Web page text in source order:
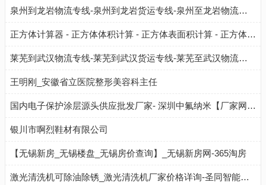
泉州到龙岩物流专线-泉州到龙岩货运专线-泉州至龙岩物流公司-就发物流网
正方体计算器 - 正方体体积计算 - 正方体表面积计算 - 正方体总棱长计算
莱芜到武汉物流专线-莱芜到武汉货运专线-莱芜至武汉物流公司-就发物流网
王明刚_安徽省立医院整形美容科主任
国内电子保护涂层源头供应批发厂家- 深圳中氟纳米【厂家网址】
银川市啊烈鞋材有限公司
【无锡新房_无锡楼盘_无锡房价查询】_无锡新房网-365淘房
激光清洗机可除油除锈_激光清洗机厂家价格详询-圣同智能激光